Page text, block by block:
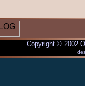
Copyright ©